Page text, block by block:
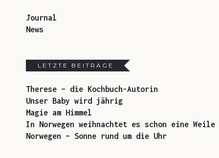
Journal
News
LETZTE BEITRÄGE
Therese – die Kochbuch-Autorin
Unser Baby wird jährig
Magie am Himmel
In Norwegen weihnachtet es schon eine Weile
Norwegen – Sonne rund um die Uhr